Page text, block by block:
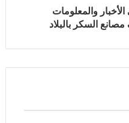
والمعلومات
السكر بالبلاد